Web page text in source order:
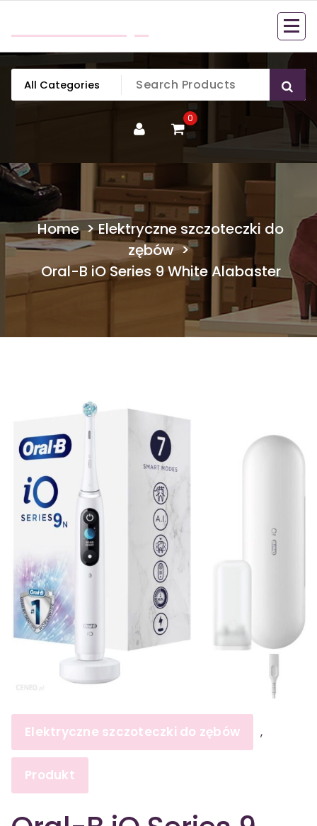
content
0
Home>Elektryczne szczoteczki do
zębów>
Oral-B iO Series 9 White Alabaster
Elektryczne szczoteczki do zębów ,
Produkt